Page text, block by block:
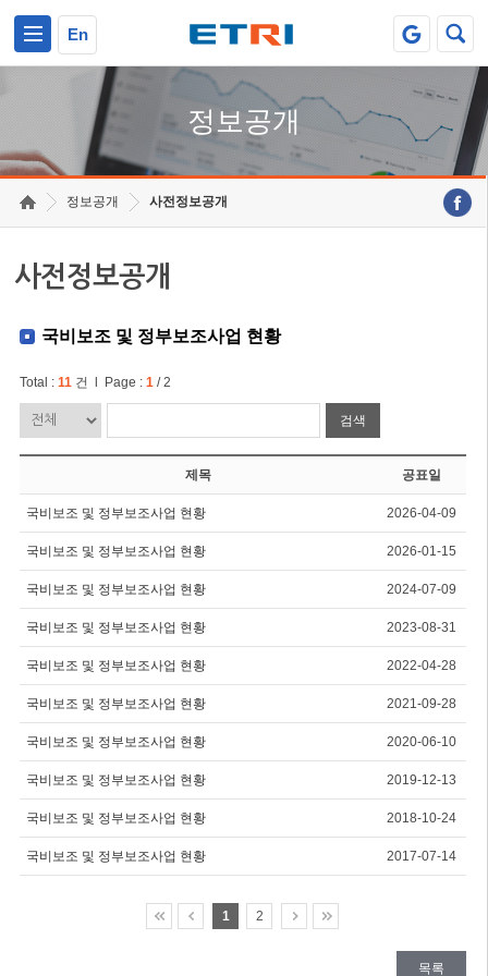
En
정보공개
정보공개 사전정보공개
사전정보공개
국비보조 및 정부보조사업 현황
Total : 11건 l Page : 1/ 2
검색
제목 공표일
국비보조 및 정부보조사업 현황 2026-04-09
국비보조 및 정부보조사업 현황 2026-01-15
국비보조 및 정부보조사업 현황 2024-07-09
국비보조 및 정부보조사업 현황 2023-08-31
국비보조 및 정부보조사업 현황 2022-04-28
국비보조 및 정부보조사업 현황 2021-09-28
국비보조 및 정부보조사업 현황 2020-06-10
국비보조 및 정부보조사업 현황 2019-12-13
국비보조 및 정부보조사업 현황 2018-10-24
국비보조 및 정부보조사업 현황 2017-07-14
1 2
목록